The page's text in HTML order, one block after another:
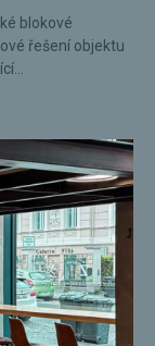
blokové
řešení objektu